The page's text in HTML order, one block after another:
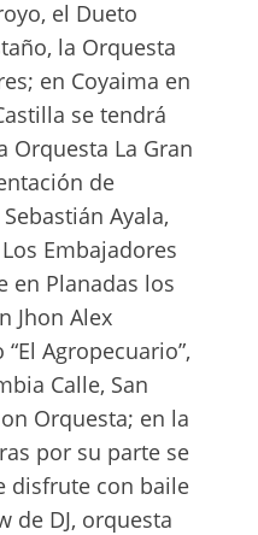
el Dueto
la Orquesta
en Coyaima en
se tendrá
Orquesta La Gran
de
Ayala,
Embajadores
en Planadas los
Jhon Alex
Agropecuario”,
Calle, San
Orquesta; en la
por su parte se
disfrute con baile
de DJ, orquesta